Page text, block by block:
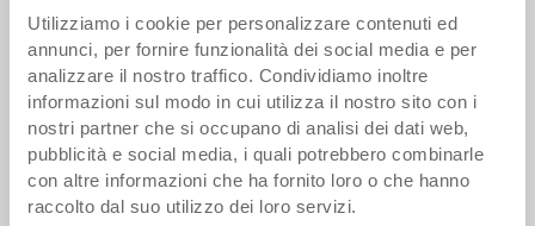
Utilizziamo i cookie per personalizzare contenuti ed
annunci, per fornire funzionalità dei social media e per
analizzare il nostro traffico. Condividiamo inoltre
informazioni sul modo in cui utilizza il nostro sito con i
nostri partner che si occupano di analisi dei dati web,
pubblicità e social media, i quali potrebbero combinarle
con altre informazioni che ha fornito loro o che hanno
raccolto dal suo utilizzo dei loro servizi.
da 100 pezzi
da 250 pezzi EUR 0,63
Scaglionamento per quantità secondo le unità di imballo.
Dati articolo